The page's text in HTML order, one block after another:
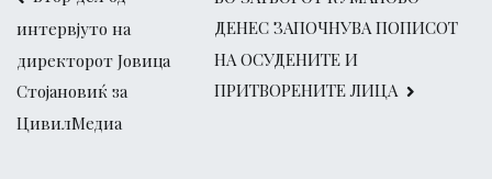
интервјуто на
директорот Јовица
Стојановиќ за
ЦивилМедиа
ДЕНЕС ЗАПОЧНУВА ПОПИСОТ
НА ОСУДЕНИТЕ И
ПРИТВОРЕНИТЕ ЛИЦА